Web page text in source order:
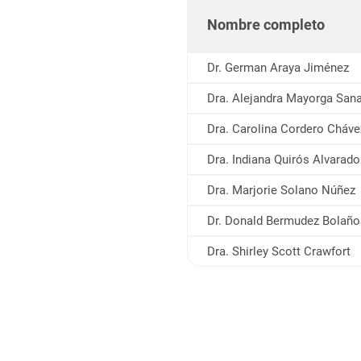
En caso de tener
Si sacó una cita y no puede
importante aclarar que las
En el caso de agendar una
En caso de retraso se
Nombre completo
Dr. German Araya Jiménez
Dra. Alejandra Mayorga
Dra. Carolina Cordero
Dra. Indiana Quirós Alvarado
Dra. Marjorie Solano Núñez
Dr. Donald Bermudez
Dra. Shirley Scott Crawfort